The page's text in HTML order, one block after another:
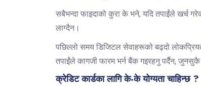
सबैभन्दा फाइदाको कुरा के भने, यदि तपाईंले खर्च
लाग्दैन।
पछिल्लो समय डिजिटल सेवाहरूको बढ्दो
तपाईंले कागजी फारम भर्न बैंक गइरहनु पर्दैन,
क्रेडिट कार्डका लागि के-के योग्यता चाहिन्छ ?